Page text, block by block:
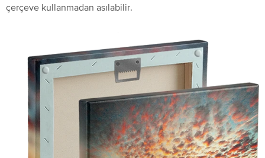
çerçeve kullanmadan asılabilir.